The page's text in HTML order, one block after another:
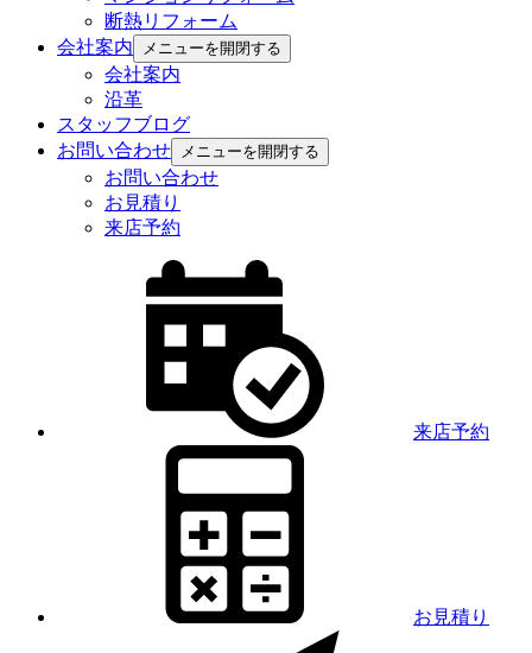
断熱リフォーム
会社案内
メニューを開閉する
会社案内
沿革
スタッフブログ
お問い合わせ
メニューを開閉する
お問い合わせ
お見積り
来店予約
来店予約
お見積り